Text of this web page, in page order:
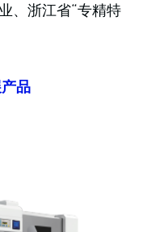
、浙江省“专精特
品